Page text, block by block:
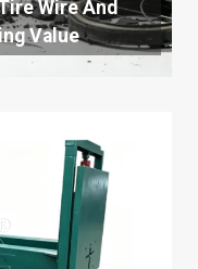
Wire And
Value